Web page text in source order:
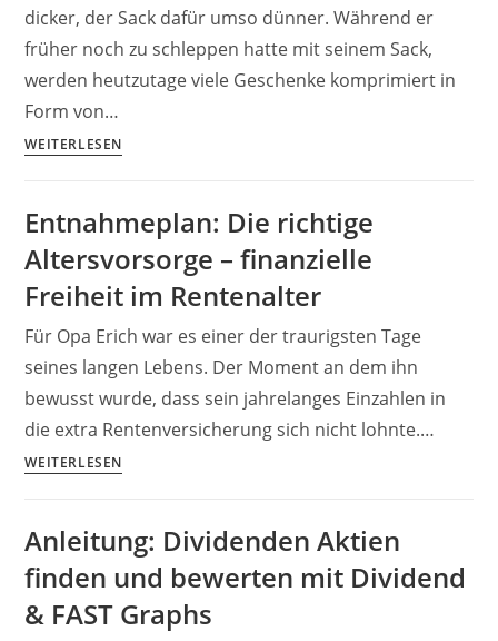
(inkl.
Download)
dicker, der Sack dafür umso dünner. Während er
früher noch zu schleppen hatte mit seinem Sack,
werden heutzutage viele Geschenke komprimiert in
Form von…
WEITERLESEN
Geld
geschenkt
bekommen?
Wie
investiere
ich
clever?
Entnahmeplan: Die richtige
Altersvorsorge – finanzielle
Freiheit im Rentenalter
Für Opa Erich war es einer der traurigsten Tage
seines langen Lebens. Der Moment an dem ihn
bewusst wurde, dass sein jahrelanges Einzahlen in
die extra Rentenversicherung sich nicht lohnte.…
WEITERLESEN
Altersvorsorge
–
Freiheit
Anleitung: Dividenden Aktien
finden und bewerten mit Dividend
& FAST Graphs